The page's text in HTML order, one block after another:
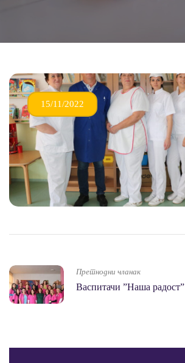
15/11/2022
Претнодни чланак
Васпитачи ”Наша радост”